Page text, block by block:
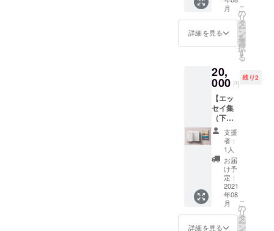
掲載し
ます。
■エッセ
イ集巻
末にお
希望し
ない場
合 その
旨備考
欄にご
入力く
ださ
い。
名前の
掲載を
希望す
る場合
入力く
ださ
い。 記
載され
た表記
の通り
に、巻
末の
「ご支
援者一
覧」に
掲載し
ます。
■エッセ
イ集巻
のお名
前を掲
載しま
す。 ■
名前の
掲載を
希望す
る場合
備考欄
にお名
前をご
入力く
ださ
い。 記
載され
た表記
の通り
に、巻
末の
「ご支
援者一
み）＋
ライ
ティン
グ相談
会（上
2h）】
エッセ
イ集下
巻を2冊
お届け
しま
す。 巻
末に掲
載する
「ご支
援者一
覧」に
あなた
のお名
前を掲
載しま
す。 ■
月
詳細を見る
こ
の
リ
タ
ー
ン
を
選
択
す
る
20,
000 円
残り2
【エッ
セイ集
（下
巻）2冊
＋エッ
セイ集
巻末に
お名前
掲載
（希望
者の
み）＋
個人イ
ンタ
支援
者：
1人
お届
け予
定：
2021
年08
月
詳細を見る
こ
の
リ
タ
ー
ン